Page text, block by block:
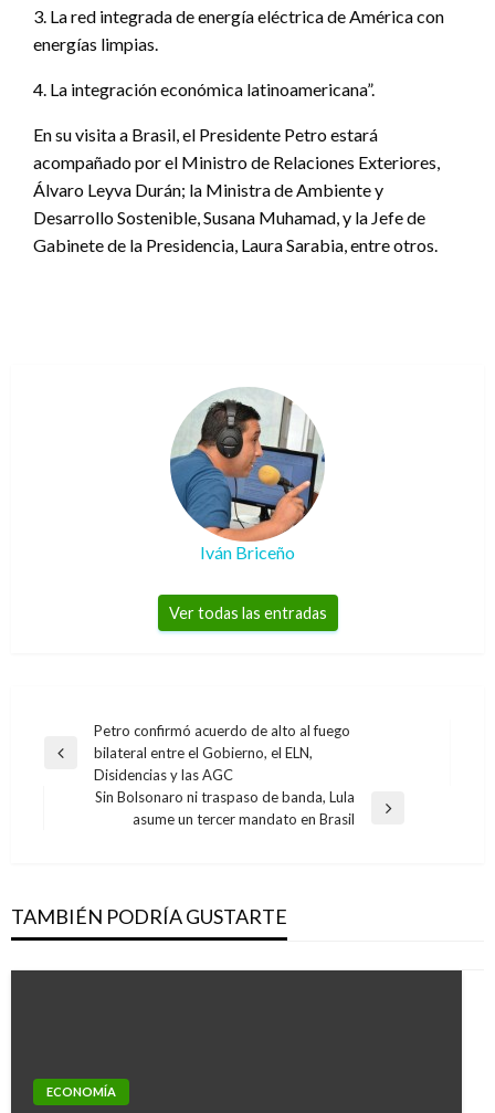
3. La red integrada de energía eléctrica de América con
energías limpias.
4. La integración económica latinoamericana”.
En su visita a Brasil, el Presidente Petro estará
acompañado por el Ministro de Relaciones Exteriores,
Álvaro Leyva Durán; la Ministra de Ambiente y
Desarrollo Sostenible, Susana Muhamad, y la Jefe de
Gabinete de la Presidencia, Laura Sarabia, entre otros.
Iván Briceño
Ver todas las entradas
Navegación
de
entradas
Entrada
anterior
Petro confirmó acuerdo de alto al fuego
bilateral entre el Gobierno, el ELN,
Disidencias y las AGC
Sin Bolsonaro ni traspaso de banda, Lula
asume un tercer mandato en Brasil
TAMBIÉN PODRÍA GUSTARTE
ECONOMÍA